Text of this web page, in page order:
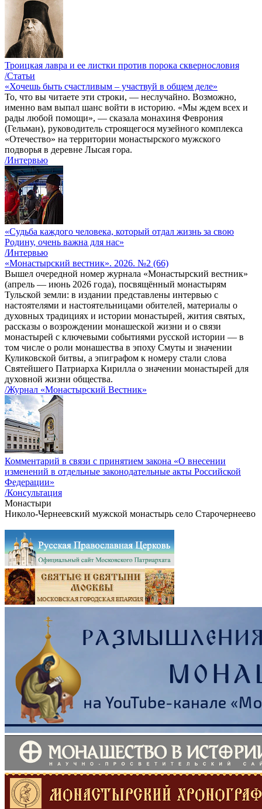
Троицкая лавра и ее листки против порока сквернословия
/Статьи
«Хочешь быть счастливым – участвуй в общем деле»
То, что вы читаете эти строки, — неслучайно. Возможно,
именно вам выпал шанс войти в историю. «Мы ждем всех и
рады любой помощи», — сказала монахиня Феврония
(Гельман), руководитель строящегося музейного комплекса
«Отечество» на территории монастырского мужского
подворья в деревне Лысая гора.
/Интервью
«Судьба каждого человека, который отдал жизнь за свою
Родину, очень важна для нас»
/Интервью
«Монастырский вестник». 2026. №2 (66)
Вышел очередной номер журнала «Монастырский вестник»
(апрель — июнь 2026 года), посвящённый монастырям
Тульской земли: в издании представлены интервью с
настоятелями и настоятельницами обителей, материалы о
духовных традициях и истории монастырей, жития святых,
рассказы о возрождении монашеской жизни и о связи
монастырей с ключевыми событиями русской истории — в
том числе о роли монашества в эпоху Смуты и значении
Куликовской битвы, а эпиграфом к номеру стали слова
Святейшего Патриарха Кирилла о значении монастырей для
духовной жизни общества.
/Журнал «Монастырский Вестник»
Комментарий в связи с принятием закона «О внесении
изменений в отдельные законодательные акты Российской
Федерации»
/Консультация
Монастыри
Николо-Чернеевский мужской монастырь село Старочернеево